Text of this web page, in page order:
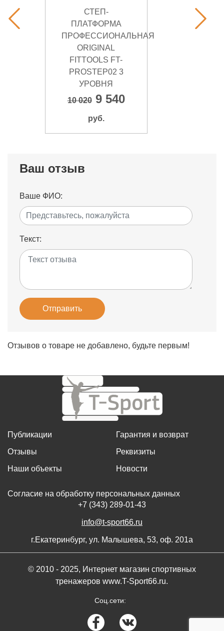
СТЕП-
ПЛАТФОРМА
ПРОФЕССИОНАЛЬНАЯ
ORIGINAL
FITTOOLS FT-
PROSTEP02 3
УРОВНЯ
10 0209 540
руб.
Ваш отзыв
Ваше ФИО:
Текст:
Отправить
Отзывов о товаре не добавлено, будьте первым!
Публикации
Отзывы
Наши объекты
Гарантия и возврат
Реквизиты
Новости
Согласие на обработку персональных данных
+7 (343) 289-01-43
info@t-sport66.ru
г.Екатеринбург, ул. Малышева, 53, оф. 201а
© 2010 - 2025, Интернет магазин спортивных
тренажеров www.T-Sport66.ru.
Соц.сети: